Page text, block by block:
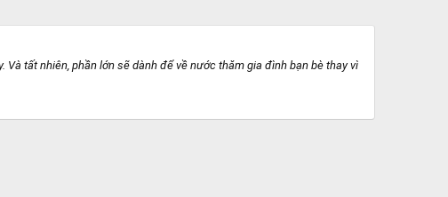
Và tất nhiên, phần lớn sẽ dành để về nước thăm gia đình bạn bè thay vì